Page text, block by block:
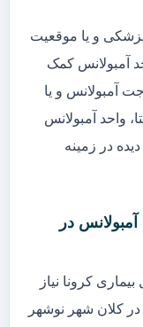
و یا موقعیت
آمبولانس کمک
آمبولانس و یا
واحد آمبولانس
در زمینه
در
کرونا نیاز
کلان شهر نوشهر